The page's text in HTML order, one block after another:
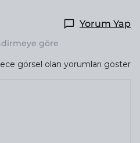
Yorum Yap
göre
görsel olan yorumları göster